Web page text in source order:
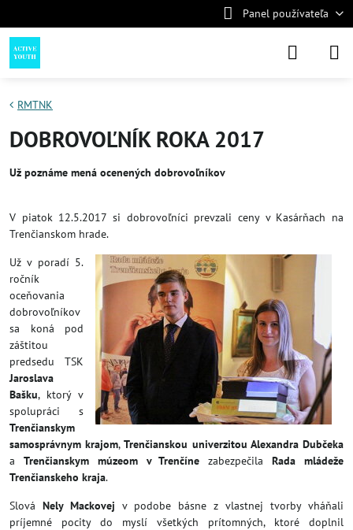
Panel používateľa
RMTNK
DOBROVOĽNÍK ROKA 2017
Už poznáme mená ocenených dobrovoľníkov
V piatok 12.5.2017 si dobrovoľníci prevzali ceny v Kasárňach na
Trenčianskom hrade.
Už v poradí 5.
ročník
oceňovania
dobrovoľníkov
sa koná pod
záštitou
predsedu TSK
Jaroslava
Bašku, ktorý v
spolupráci s
Trenčianskym
samosprávnym krajom,Trenčianskou univerzitou Alexandra Dubčeka
a Trenčianskym múzeom v Trenčíne zabezpečilaRada mládeže
Trenčianskeho kraja.
Slová Nely Mackovej v podobe básne z vlastnej tvorby vháňali
príjemné pocity do myslí všetkých prítomných, ktoré doplnil